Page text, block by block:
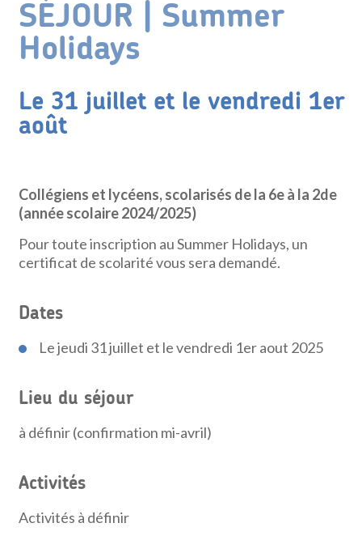
SÉJOUR | Summer
Holidays
Le 31 juillet et le vendredi 1er
août
Collégiens et lycéens, scolarisés de la 6e à la 2de
(année scolaire 2024/2025)
Pour toute inscription au Summer Holidays, un
certificat de scolarité vous sera demandé.
Dates
Le jeudi 31 juillet et le vendredi 1er aout 2025
Lieu du séjour
à définir (confirmation mi-avril)
Activités
Activités à définir